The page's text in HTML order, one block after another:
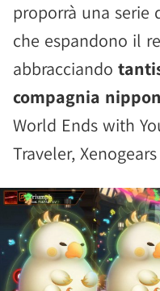
proporrà una serie
che espandono il
abbracciando
compagnia
World Ends with
Traveler,